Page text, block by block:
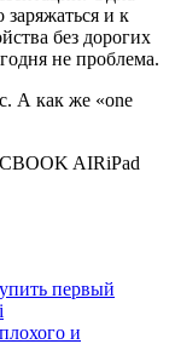
и к
без дорогих
не проблема.
А как же «one
AIRiPad
первый
и